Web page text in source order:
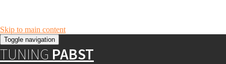
Skip to main content
Toggle navigation
TUNING PABST